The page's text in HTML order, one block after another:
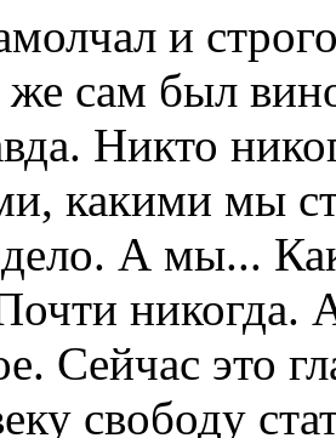
и
сам был
Никто
какими мы
А мы...
никогда.
Сейчас это
свободу